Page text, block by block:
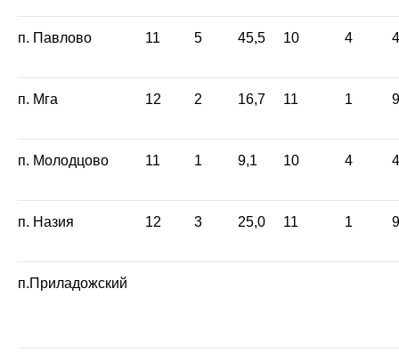
п. Павлово 11 5 45,5 10 4
п. Мга 12 2 16,7 11 1
п. Молодцово 11 1 9,1 10 4
п. Назия 12 3 25,0 11 1
п.Приладожский